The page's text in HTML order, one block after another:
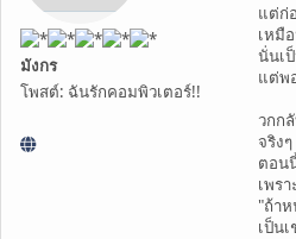
มังกร
โพสต์: ฉันรักคอมพิวเตอร์!!
แต่ก่
เหมื
นั่นเ
แต่พ
วกก
จริง
ตอน
เพร
"ถ้า
เป็น